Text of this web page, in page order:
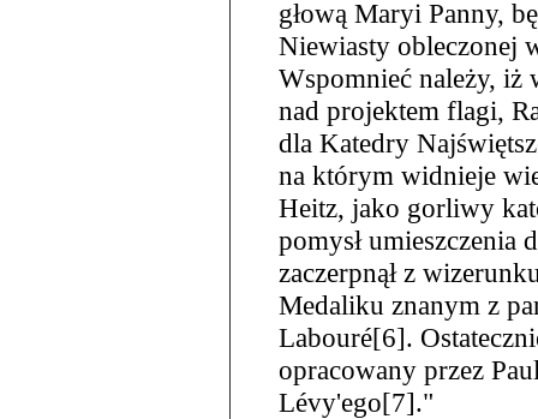
głową Maryi Panny,
Niewiasty obleczonej
Wspomnieć należy, iż
nad projektem flagi,
dla Katedry
na którym widnieje
Heitz, jako gorliwy
pomysł umieszczenia
zaczerpnął z
Medaliku znanym z
Labouré[6].
opracowany przez
Lévy'ego[7]."